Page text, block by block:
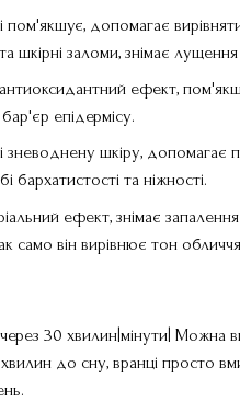
пом'якшує, допомагає
шкірні заломи, знімає
ефект,
епідермісу.
шкіру, допомагає
бархатистості та ніжності.
ефект, знімає
само він вирівнює тон
30 хвилин|мінути| Можна
хвилин до сну, вранці просто